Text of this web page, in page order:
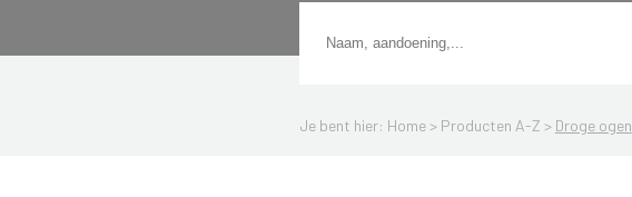
Je bent hier: Home > Producten A-Z > Droge ogen